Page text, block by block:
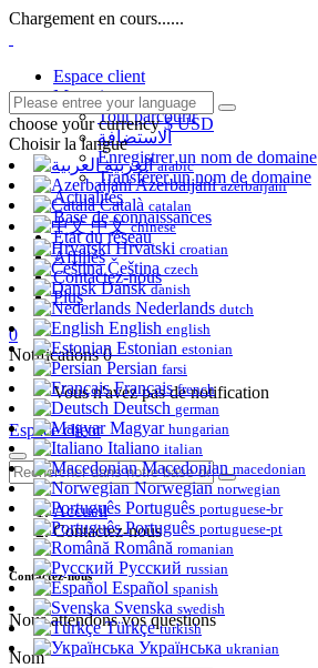
Chargement en cours......
Espace client
Magasin
Tout parcourir
الاستضافة
Enregistrer un nom de domaine
Transférer un nom de domaine
Actualités
Base de connaissances
État du réseau
Affiliés
Contactez-nous
Plus
0
Notifications0
Vous n'avez pas de notification
Espace client
Accueil
Contactez-nous
Contactez-nous
Nous attendons vos questions
Nom
choose your currency $ USD
Choisir la langue
العربيةarabic
Azerbaijaniazerbaijani
Català catalan
中文chinese
Hrvatski croatian
Čeština czech
Danskdanish
Nederlands dutch
English english
Estonian estonian
Persian farsi
Françaisfrench
Deutsch german
Magyar hungarian
Italiano italian
Macedonian macedonian
Norwegian norwegian
Português portuguese-br
Português portuguese-pt
Română romanian
Русский russian
Español spanish
Svenska swedish
Türkçeturkish
Українська ukranian